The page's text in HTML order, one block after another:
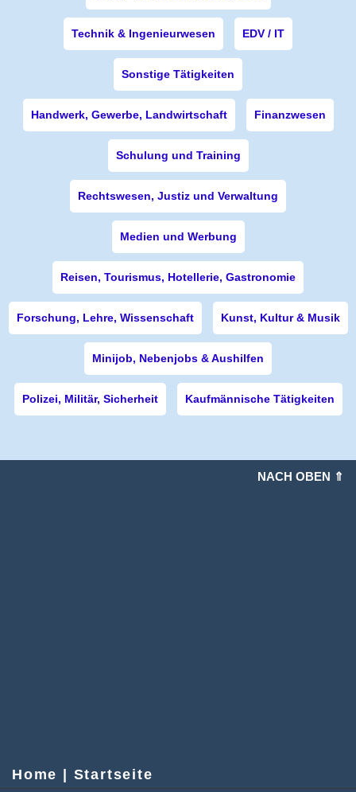
Technik & Ingenieurwesen EDV / IT
Sonstige Tätigkeiten
Handwerk, Gewerbe, Landwirtschaft Finanzwesen
Schulung und Training
Rechtswesen, Justiz und Verwaltung
Medien und Werbung
Reisen, Tourismus, Hotellerie, Gastronomie
Forschung, Lehre, Wissenschaft Kunst, Kultur & Musik
Minijob, Nebenjobs & Aushilfen
Polizei, Militär, Sicherheit Kaufmännische Tätigkeiten
NACH OBEN ⇑
Home | Startseite